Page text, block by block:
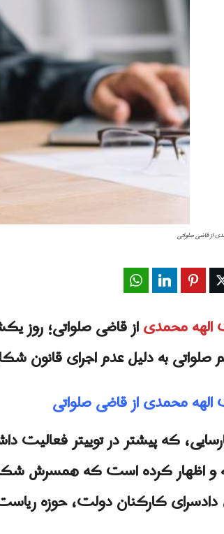
ا
ر
س
ن
2
از قاضی صلواتی
Twitter
Pinterest
LinkedIn
محمدیاز قاضی صلواتی؛ روز
صلواتی به دلیل عدم اجرای
محمدی از قاضی صلواتی
که پیشتر در توییتر فعالیت
و اظهار کرده است که همسرش
کارکنان دولت، حوزه